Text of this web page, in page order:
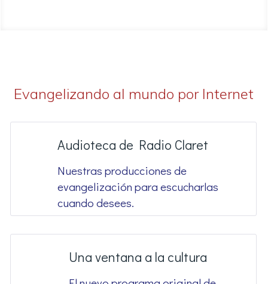
Evangelizando al mundo por Internet
Audioteca de Radio Claret
Nuestras producciones de
evangelización para escucharlas
cuando desees.
Una ventana a la cultura